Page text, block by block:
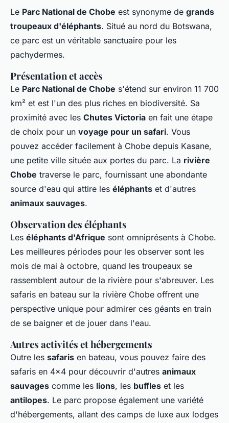
Le Parc National de Chobe est synonyme de grands
troupeaux d'éléphants. Situé au nord du Botswana,
ce parc est un véritable sanctuaire pour les
pachydermes.
Présentation et accès
Le Parc National de Chobe s'étend sur environ 11 700
km² et est l'un des plus riches en biodiversité. Sa
proximité avec les Chutes Victoria en fait une étape
de choix pour un voyage pour un safari. Vous
pouvez accéder facilement à Chobe depuis Kasane,
une petite ville située aux portes du parc. La rivière
Chobe traverse le parc, fournissant une abondante
source d'eau qui attire les éléphants et d'autres
animaux sauvages.
Observation des éléphants
Les éléphants d'Afrique sont omniprésents à Chobe.
Les meilleures périodes pour les observer sont les
mois de mai à octobre, quand les troupeaux se
rassemblent autour de la rivière pour s'abreuver. Les
safaris en bateau sur la rivière Chobe offrent une
perspective unique pour admirer ces géants en train
de se baigner et de jouer dans l'eau.
Autres activités et hébergements
Outre les safaris en bateau, vous pouvez faire des
safaris en 4x4 pour découvrir d'autres animaux
sauvages comme les lions, les buffles et les
antilopes. Le parc propose également une variété
d'hébergements, allant des camps de luxe aux lodges